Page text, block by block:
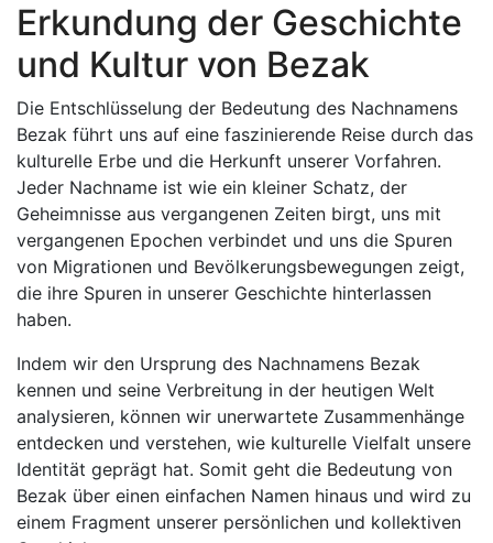
Erkundung der Geschichte
und Kultur von Bezak
Die Entschlüsselung der Bedeutung des Nachnamens
Bezak führt uns auf eine faszinierende Reise durch das
kulturelle Erbe und die Herkunft unserer Vorfahren.
Jeder Nachname ist wie ein kleiner Schatz, der
Geheimnisse aus vergangenen Zeiten birgt, uns mit
vergangenen Epochen verbindet und uns die Spuren
von Migrationen und Bevölkerungsbewegungen zeigt,
die ihre Spuren in unserer Geschichte hinterlassen
haben.
Indem wir den Ursprung des Nachnamens Bezak
kennen und seine Verbreitung in der heutigen Welt
analysieren, können wir unerwartete Zusammenhänge
entdecken und verstehen, wie kulturelle Vielfalt unsere
Identität geprägt hat. Somit geht die Bedeutung von
Bezak über einen einfachen Namen hinaus und wird zu
einem Fragment unserer persönlichen und kollektiven